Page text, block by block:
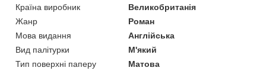
Країна виробник
Великобританія
Жанр
Роман
Мова видання
Англійська
Вид палітурки
М'який
Тип поверхні паперу
Матова